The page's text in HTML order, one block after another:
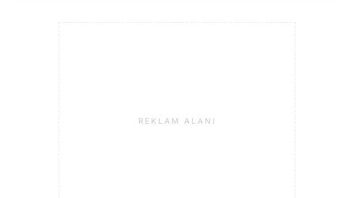
REKLAM ALANI